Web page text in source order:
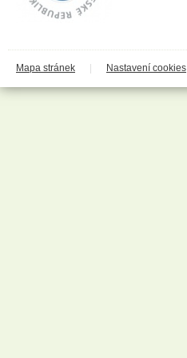
Colgate - Palmolive
Coty
Coyote
Dalli
Dalli - Werkge Germany
Mapa stránek Nastavení cookies